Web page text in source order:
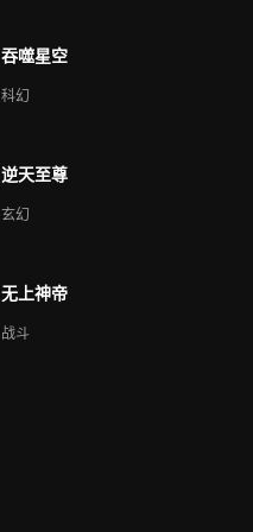
二次顺位发布
位学姐、龚俊助阵！
25人进决赛！
吞噬星空
科幻
逆天至尊
玄幻
无上神帝
战斗